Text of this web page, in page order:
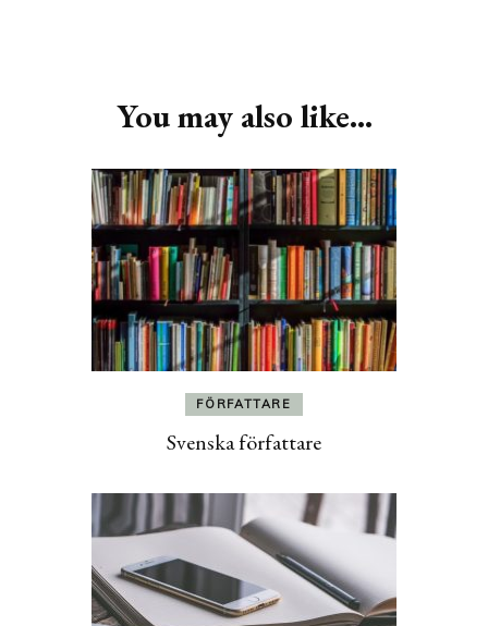
You may also like...
FÖRFATTARE
Svenska författare